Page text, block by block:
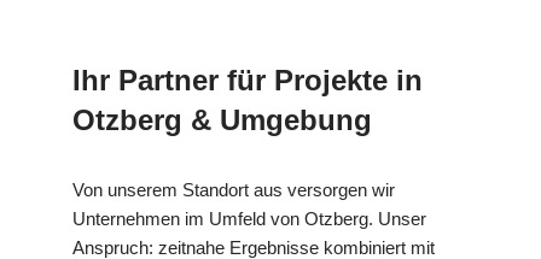
Ihr Partner für Projekte in
Otzberg & Umgebung
Von unserem Standort aus versorgen wir
Unternehmen im Umfeld von Otzberg. Unser
Anspruch: zeitnahe Ergebnisse kombiniert mit